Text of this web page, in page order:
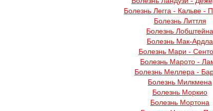
Болезнь Легга - Кальве -
Болезнь Литтля
Болезнь Лобштейна
Болезнь Мак-Ардла
Болезнь Мари -
Болезнь Марото -
Болезнь Меллера -
Болезнь Милкмена
Болезнь Моркио
Болезнь Мортона